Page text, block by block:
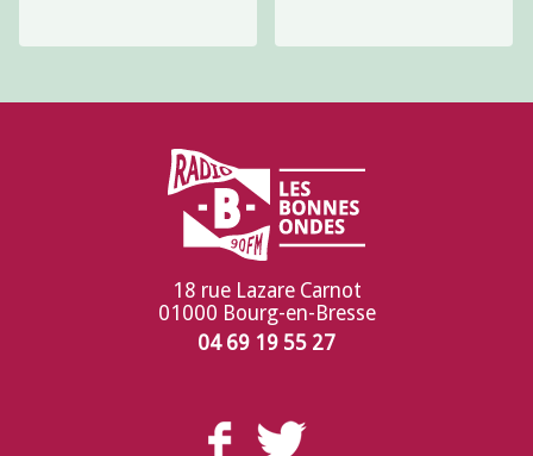
18 rue Lazare Carnot
01000 Bourg-en-Bresse
04 69 19 55 27